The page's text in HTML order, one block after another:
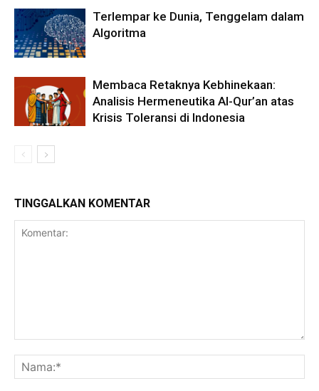
Terlempar ke Dunia, Tenggelam dalam
Algoritma
Membaca Retaknya Kebhinekaan:
Analisis Hermeneutika Al-Qur’an atas
Krisis Toleransi di Indonesia
TINGGALKAN KOMENTAR